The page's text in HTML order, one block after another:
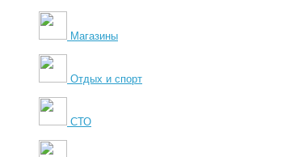
Магазины
Отдых и спорт
СТО